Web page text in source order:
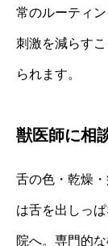
常のルーティ
刺激を減らす
られます。
獣医師に相
舌の色・乾燥
は舌を出しっ
院へ。専門的